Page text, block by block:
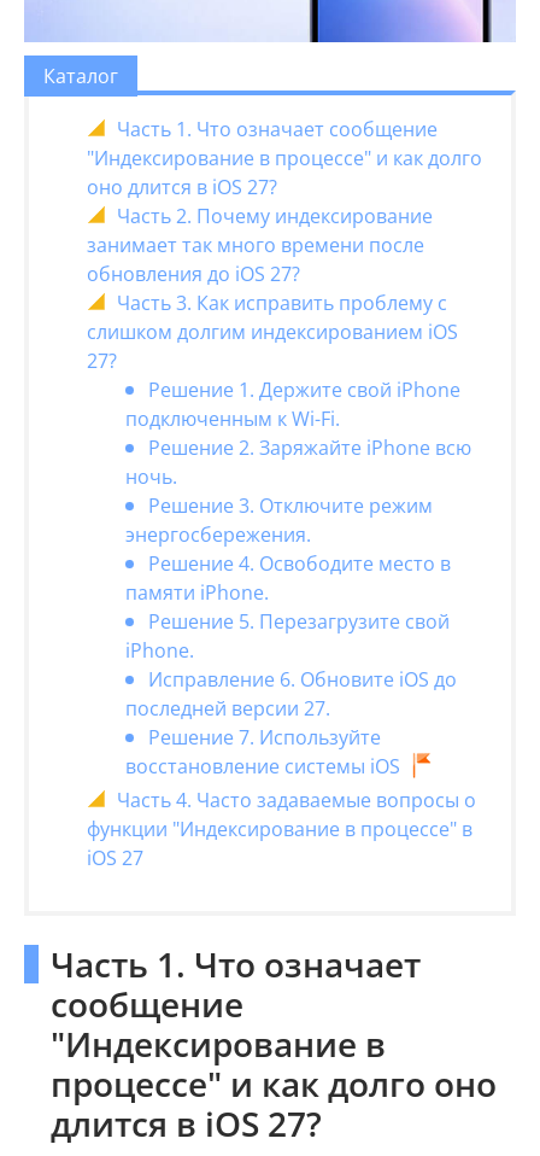
Каталог
Часть 1. Что означает сообщение
"Индексирование в процессе" и как долго
оно длится в iOS 27?
Часть 2. Почему индексирование
занимает так много времени после
обновления до iOS 27?
Часть 3. Как исправить проблему с
слишком долгим индексированием iOS
27?
Решение 1. Держите свой iPhone
подключенным к Wi-Fi.
Решение 2. Заряжайте iPhone всю
ночь.
Решение 3. Отключите режим
энергосбережения.
Решение 4. Освободите место в
памяти iPhone.
Решение 5. Перезагрузите свой
iPhone.
Исправление 6. Обновите iOS до
последней версии 27.
Решение 7. Используйте
восстановление системы iOS
Часть 4. Часто задаваемые вопросы о
функции "Индексирование в процессе" в
iOS 27
Часть 1. Что означает
сообщение
"Индексирование в
процессе" и как долго оно
длится в iOS 27?